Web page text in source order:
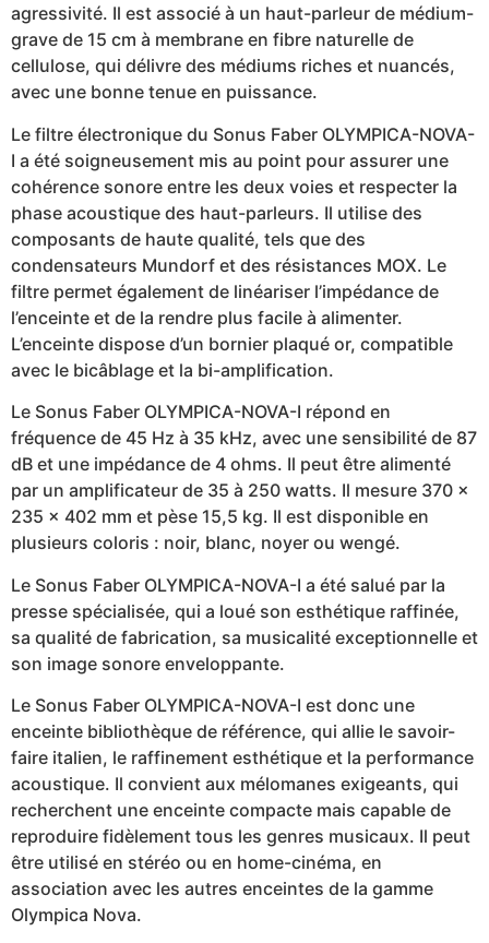
agressivité. Il est associé à un haut-parleur de médium-
grave de 15 cm à membrane en fibre naturelle de
cellulose, qui délivre des médiums riches et nuancés,
avec une bonne tenue en puissance.
Le filtre électronique du Sonus Faber OLYMPICA-NOVA-
I a été soigneusement mis au point pour assurer une
cohérence sonore entre les deux voies et respecter la
phase acoustique des haut-parleurs. Il utilise des
composants de haute qualité, tels que des
condensateurs Mundorf et des résistances MOX. Le
filtre permet également de linéariser l’impédance de
l’enceinte et de la rendre plus facile à alimenter.
L’enceinte dispose d’un bornier plaqué or, compatible
avec le bicâblage et la bi-amplification.
Le Sonus Faber OLYMPICA-NOVA-I répond en
fréquence de 45 Hz à 35 kHz, avec une sensibilité de 87
dB et une impédance de 4 ohms. Il peut être alimenté
par un amplificateur de 35 à 250 watts. Il mesure 370 x
235 x 402 mm et pèse 15,5 kg. Il est disponible en
plusieurs coloris : noir, blanc, noyer ou wengé.
Le Sonus Faber OLYMPICA-NOVA-I a été salué par la
presse spécialisée, qui a loué son esthétique raffinée,
sa qualité de fabrication, sa musicalité exceptionnelle et
son image sonore enveloppante.
Le Sonus Faber OLYMPICA-NOVA-I est donc une
enceinte bibliothèque de référence, qui allie le savoir-
faire italien, le raffinement esthétique et la performance
acoustique. Il convient aux mélomanes exigeants, qui
recherchent une enceinte compacte mais capable de
reproduire fidèlement tous les genres musicaux. Il peut
être utilisé en stéréo ou en home-cinéma, en
association avec les autres enceintes de la gamme
Olympica Nova.